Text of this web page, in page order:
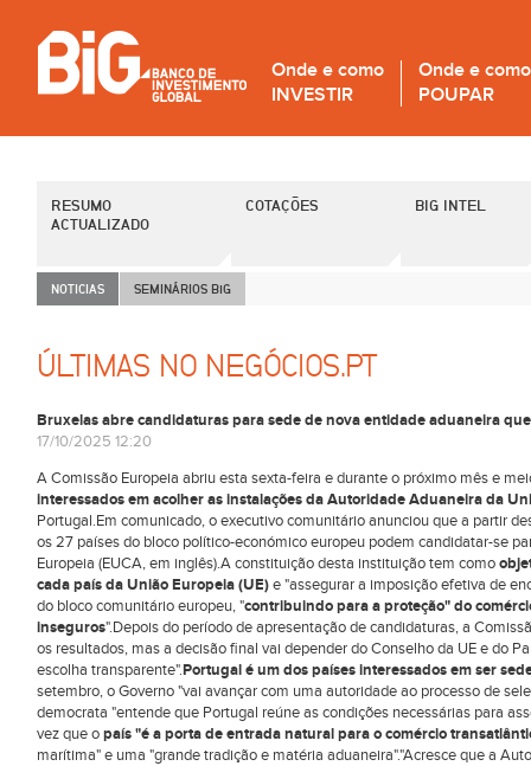
Onde e como
INVESTIR
Onde e como
POUPAR
RESUMO
ACTUALIZADO
COTAÇÕES BIG INTEL
NOTICIAS SEMINÁRIOS BiG
ÚLTIMAS NO NEGÓCIOS.PT
Bruxelas abre candidaturas para sede de nova entidade aduaneira
17/10/2025 12:20
A Comissão Europeia abriu esta sexta-feira e durante o próximo mês e
interessados em acolher as instalações da Autoridade Aduaneira da
Portugal.Em comunicado, o executivo comunitário anunciou que a partir
os 27 países do bloco político-económico europeu podem candidatar-se
Europeia (EUCA, em inglês).A constituição desta instituição tem como
cada país da União Europeia (UE)e "assegurar a imposição efetiva de
do bloco comunitário europeu, "contribuindo para a proteção" do
inseguros".Depois do período de apresentação de candidaturas, a
os resultados, mas a decisão final vai depender do Conselho da UE e do
escolha transparente".Portugal é um dos países interessados em ser
setembro, o Governo "vai avançar com uma autoridade ao processo de
democrata "entende que Portugal reúne as condições necessárias para
vez que opaís "é a porta de entrada natural para o comércio
marítima" e uma "grande tradição e matéria aduaneira"."Acresce que a